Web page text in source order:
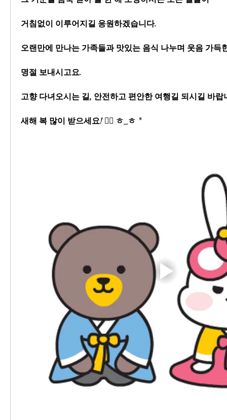
거침없이 이루어지길 응원하겠습니다.
오랜만에 만나는 가족들과 맛있는 음식 나누며 웃음 가득
명절 보내시고요.
고향 다녀오시는 길, 안전하고 편안한 여행길 되시길 바랍
새해 복 많이 받으세요! 🙇‍♂️ ㅎ_ㅎ "